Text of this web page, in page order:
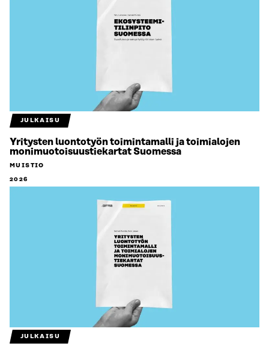
JULKAISU
Yritysten luontotyön toimintamalli ja toimialojen
monimuotoisuustiekartat Suomessa
MUISTIO
2026
JULKAISU